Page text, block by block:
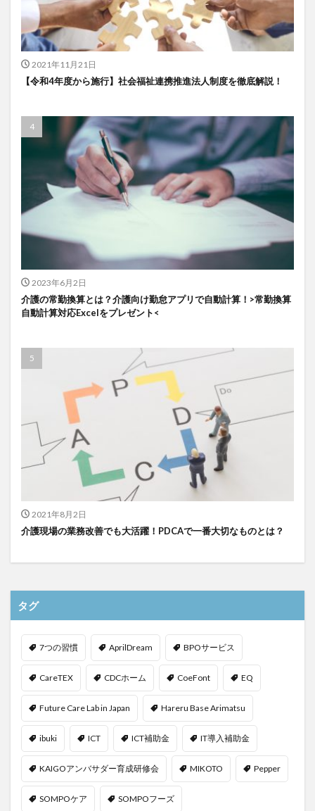
2021年11月21日
【令和4年度から施行】社会福祉連携推進法人制度を徹底解説！
2023年6月2日
介護の常勤換算とは？介護向け勤怠アプリで自動計算！>常勤換算
自動計算対応Excelをプレゼント<
2021年8月2日
介護現場の業務改善でも大活躍！PDCAで一番大切なものとは？
タグ
7つの習慣 AprilDream BPOサービス
CareTEX CDCホーム CoeFont EQ
Future Care Lab in Japan Hareru Base Arimatsu
ibuki ICT ICT補助金 IT導入補助金
KAIGOアンバサダー育成研修会 MIKOTO Pepper
SOMPOケア SOMPOフーズ
一般社団法人全国介護支援協会 上着
乾燥対策
予防
事業運営 人事考課
人事評価
人員配置基準
人材採用
プラナス株式会社
フォーユー
スマホ活用
ディフェンス
ダレタメすぎと
タレントマネジメント
チーム
チームビルディング
チームを育む
チーム力
チアケアズ
ちぎっ手アート
ちぎり絵
つながって！MIRAI
デイサービス
デジタルの日
ファクタリング
ドラえもん
ナノファイバー
ハビットトラッカー
ハンドソープ
ひび
髪色